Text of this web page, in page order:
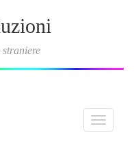
Toggle